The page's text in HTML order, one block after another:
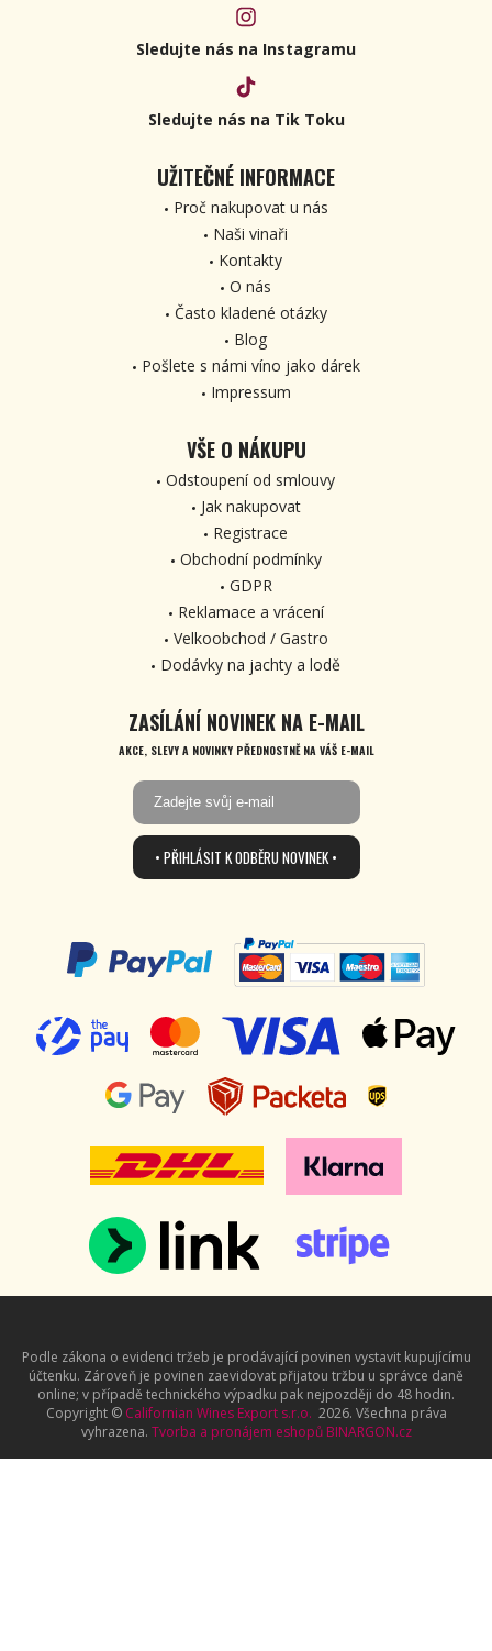
Sledujte nás na Instagramu
Sledujte nás na Tik Toku
UŽITEČNÉ INFORMACE
Proč nakupovat u nás
Naši vinaři
Kontakty
O nás
Často kladené otázky
Blog
Pošlete s námi víno jako dárek
Impressum
VŠE O NÁKUPU
Odstoupení od smlouvy
Jak nakupovat
Registrace
Obchodní podmínky
GDPR
Reklamace a vrácení
Velkoobchod / Gastro
Dodávky na jachty a lodě
ZASÍLÁNÍ NOVINEK NA E-MAIL
AKCE, SLEVY A NOVINKY PŘEDNOSTNĚ NA VÁŠ E-MAIL
• PŘIHLÁSIT K ODBĚRU NOVINEK •
Podle zákona o evidenci tržeb je prodávající povinen vystavit kupujícímu
účtenku. Zároveň je povinen zaevidovat přijatou tržbu u správce daně
online; v případě technického výpadku pak nejpozději do 48 hodin.
Copyright © Californian Wines Export s.r.o. 2026. Všechna práva
vyhrazena. Tvorba a pronájem eshopů BINARGON.cz